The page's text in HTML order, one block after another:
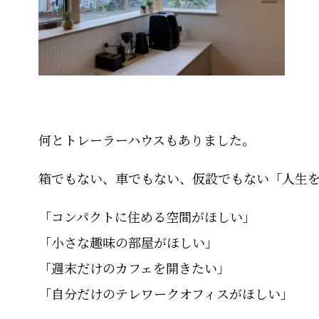
何とトレーラーハウスもありました。
箱でもない、車でもない、仮設でもない「人生
「コンパクトに住める空間がほしい」
「小さな趣味の部屋がほしい」
「週末だけのカフェを開きたい」
「自分だけのテレワークオフィスがほしい」